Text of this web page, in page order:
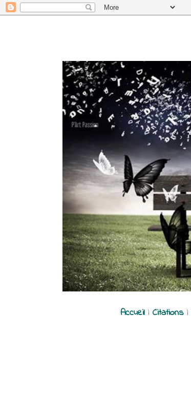
Accueil| Citations|